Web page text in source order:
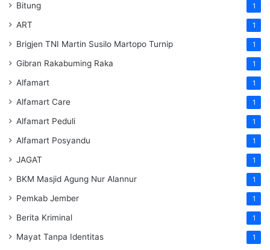
Bitung 1
ART 1
Brigjen TNI Martin Susilo Martopo Turnip 1
Gibran Rakabuming Raka 1
Alfamart 1
Alfamart Care 1
Alfamart Peduli 1
Alfamart Posyandu 1
JAGAT 1
BKM Masjid Agung Nur Alannur 1
Pemkab Jember 1
Berita Kriminal 1
Mayat Tanpa Identitas 1